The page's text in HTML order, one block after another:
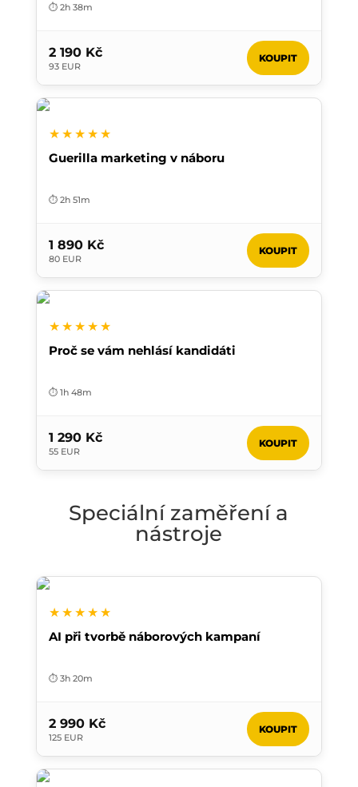
⏱️ 2h 38m
2 190 Kč
93 EUR
KOUPIT
★★★★★
Guerilla marketing v náboru
⏱️ 2h 51m
1 890 Kč
80 EUR
KOUPIT
★★★★★
Proč se vám nehlásí kandidáti
⏱️ 1h 48m
1 290 Kč
55 EUR
KOUPIT
Speciální zaměření a
nástroje
★★★★★
AI při tvorbě náborových kampaní
⏱️ 3h 20m
2 990 Kč
125 EUR
KOUPIT